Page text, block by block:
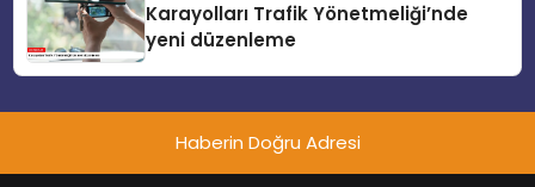
Karayolları Trafik Yönetmeliği’nde
yeni düzenleme
Haberin Doğru Adresi